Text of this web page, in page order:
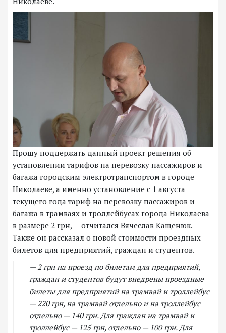
Прошу поддержать данный проект решения об
установлении тарифов на перевозку пассажиров и
багажа городским электротранспортом в городе
Николаеве, а именно установление с 1 августа
текущего года тариф на перевозку пассажиров и
багажа в трамваях и троллейбусах города Николаева
в размере 2 грн, — отчитался Вячеслав Кащенюк.
Также он рассказал о новой стоимости проездных
билетов для предприятий, граждан и студентов.
— 2 грн на проезд по билетам для предприятий,
граждан и студентов будут внедрены проездные
билеты для предприятий на трамвай и троллейбус
— 220 грн, на трамвай отдельно и на троллейбус
отдельно — 140 грн. Для граждан на трамвай и
троллейбус — 125 грн, отдельно — 100 грн. Для